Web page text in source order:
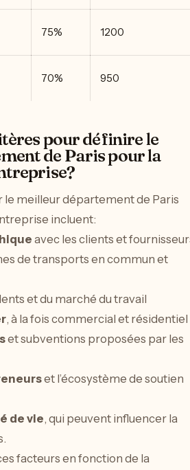
75% 1200
70% 950
pour définire le
de Paris pour la
meilleur département de Paris
incluent:
avec les clients et
de transports en commun et
et du marché du travail
, à la fois commercial et résidentiel
et subventions proposées par les
et l’écosystème de soutien
de vie, qui peuvent influencer la
facteurs en fonction de la